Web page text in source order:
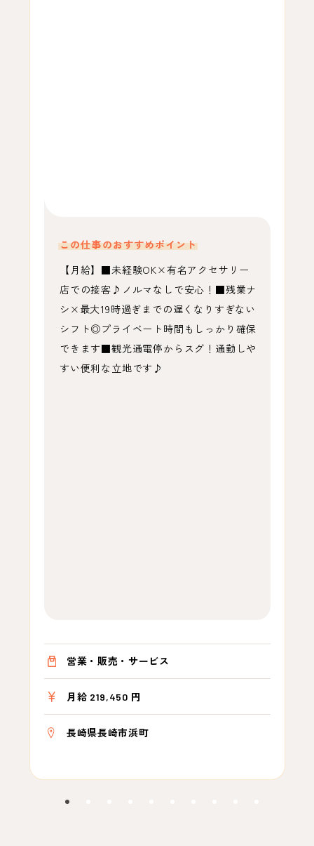
この仕事のおすすめポイント
【月給】■未経験OK×有名アクセサリー
店での接客♪ノルマなしで安心！■残業ナ
シ×最大19時過ぎまでの遅くなりすぎない
シフト◎プライベート時間もしっかり確保
できます■観光通電停からスグ！通勤しや
すい便利な立地です♪
営業・販売・サービス
月給 219,450 円
長崎県長崎市浜町